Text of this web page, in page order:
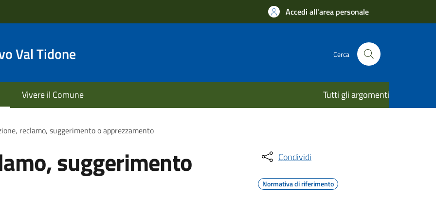
Accedi all'area personale
Val Tidone Cerca
Vivere il Comune Tutti gli argomenti
reclamo, suggerimento o apprezzamento
suggerimento Condividi
Normativa di riferimento